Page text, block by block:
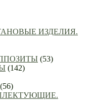
ИЗДЕЛИЯ.
(53)
(142)
(56)